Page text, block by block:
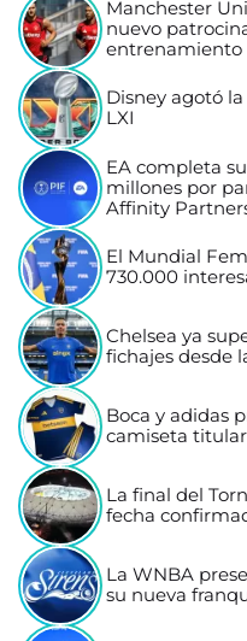
Manchester
nuevo
entrenamiento
Disney agotó
LXI
EA completa
millones por
Affinity
El Mundial
730.000
Chelsea ya
fichajes desde
Boca y adidas
camiseta
La final del
fecha
La WNBA
su nueva